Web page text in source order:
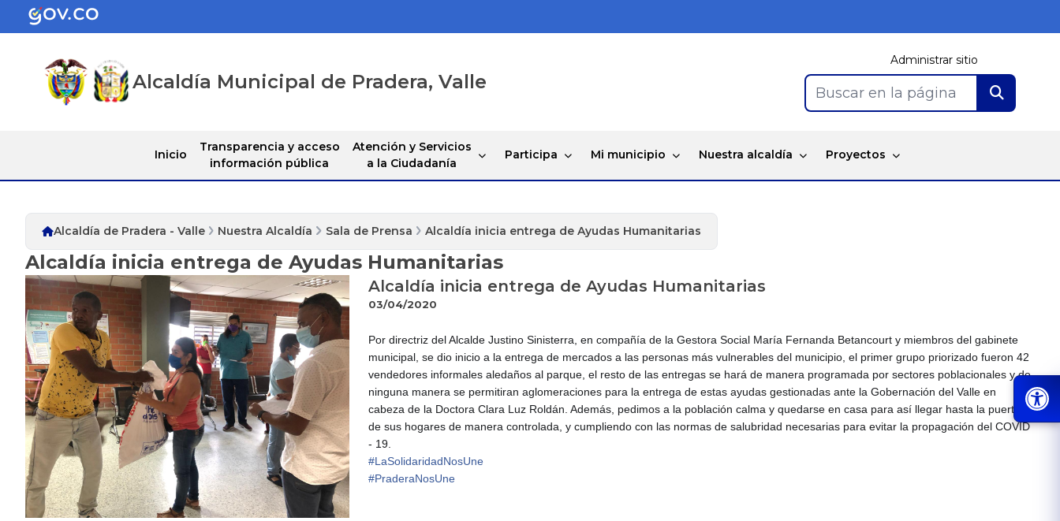
Alcaldía Municipal de Pradera, Valle
Administrar sitio
Buscar en la página
Inicio
Transparencia y acceso
información pública
Atención y Servicios
a la Ciudadanía
Participa Mi municipio Nuestra alcaldía Proyectos
Alcaldía de Pradera - Valle Nuestra Alcaldía Sala de Prensa Alcaldía inicia entrega de Ayudas Humanitarias
Alcaldía inicia entrega de Ayudas Humanitarias
Alcaldía inicia entrega de Ayudas Humanitarias
03/04/2020
Por directriz del Alcalde Justino Sinisterra, en compañía de la Gestora Social María Fernanda Betancourt y miembros del gabinete
municipal, se dio inicio a la entrega de mercados a las personas más vulnerables del municipio, el primer grupo priorizado fueron 42
vendedores informales aledaños al parque, el resto de las entregas se hará de manera programada por sectores poblacionales y de
ninguna manera se permitiran aglomeraciones para la entrega de estas ayudas gestionadas ante la Gobernación del Valle en
cabeza de la Doctora Clara Luz Roldán. Además, pedimos a la población calma y quedarse en casa para así llegar hasta la puerta
de sus hogares de manera controlada, y cumpliendo con las normas de salubridad necesarias para evitar la propagación del COVID
- 19.
#LaSolidaridadNosUne
#PraderaNosUne